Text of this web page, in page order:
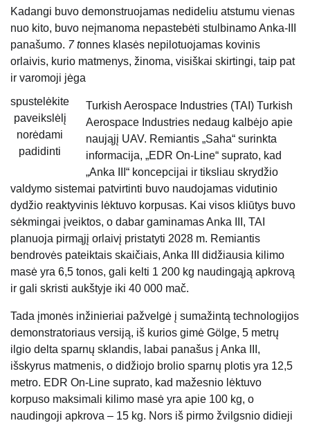
Kadangi buvo demonstruojamas nedideliu atstumu vienas
nuo kito, buvo neįmanoma nepastebėti stulbinamo Anka-III
panašumo. 7 tonnes klasės nepilotuojamas kovinis
orlaivis, kurio matmenys, žinoma, visiškai skirtingi, taip pat
ir varomoji jėga
spustelėkite
paveikslėlį
norėdami
padidinti
Turkish Aerospace Industries (TAI) Turkish
Aerospace Industries nedaug kalbėjo apie
naująjį UAV. Remiantis „Saha“ surinkta
informacija, „EDR On-Line“ suprato, kad
„Anka III“ koncepcijai ir tiksliau skrydžio
valdymo sistemai patvirtinti buvo naudojamas vidutinio
dydžio reaktyvinis lėktuvo korpusas. Kai visos kliūtys buvo
sėkmingai įveiktos, o dabar gaminamas Anka III, TAI
planuoja pirmąjį orlaivį pristatyti 2028 m. Remiantis
bendrovės pateiktais skaičiais, Anka III didžiausia kilimo
masė yra 6,5 ​​tonos, gali kelti 1 200 kg naudingąją apkrovą
ir gali skristi aukštyje iki 40 000 mač.
Tada įmonės inžinieriai pažvelgė į sumažintą technologijos
demonstratoriaus versiją, iš kurios gimė Gölge, 5 metrų
ilgio delta sparnų sklandis, labai panašus į Anka III,
išskyrus matmenis, o didžiojo brolio sparnų plotis yra 12,5
metro. EDR On-Line suprato, kad mažesnio lėktuvo
korpuso maksimali kilimo masė yra apie 100 kg, o
naudingoji apkrova – 15 kg. Nors iš pirmo žvilgsnio didieji